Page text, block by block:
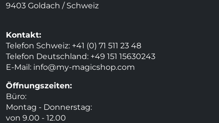
9403 Goldach / Schweiz
Kontakt:
Telefon Schweiz: +41 (0) 71 511 23 48
Telefon Deutschland: +49 151 15630243
E-Mail: info@my-magicshop.com
Öffnungszeiten:
Büro:
Montag - Donnerstag:
von 9.00 - 12.00